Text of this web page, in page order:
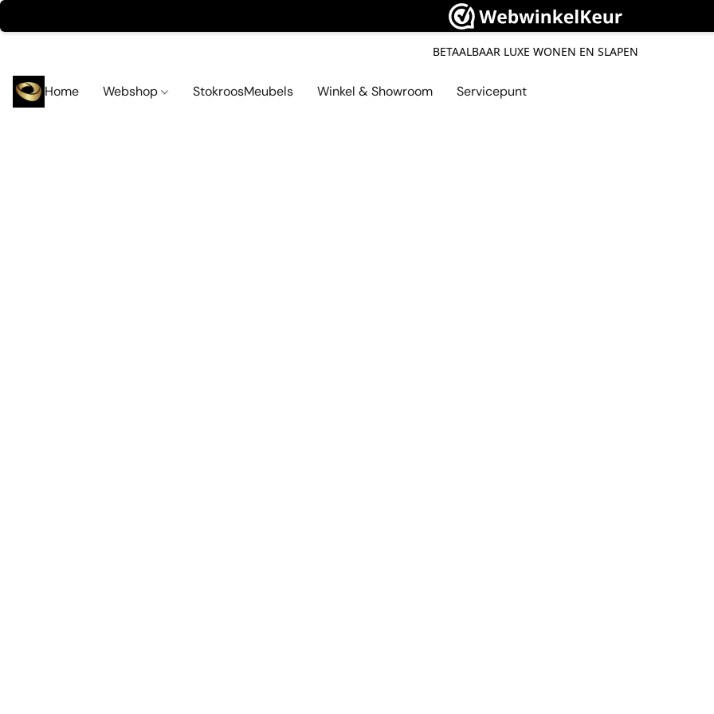
BETAALBAAR LUXE WONEN EN SLAPEN
Home Webshop StokroosMeubels Winkel & Showroom Servicepunt